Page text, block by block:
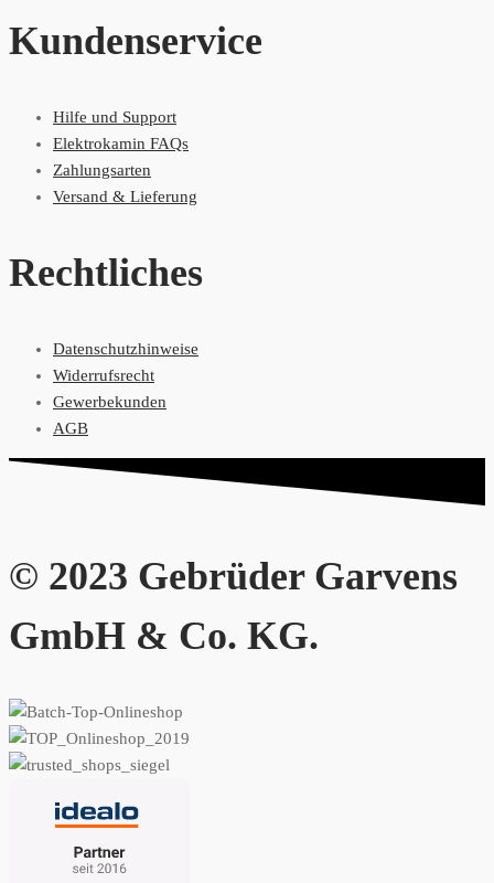
Kundenservice
Hilfe und Support
Elektrokamin FAQs
Zahlungsarten
Versand & Lieferung
Rechtliches
Datenschutzhinweise
Widerrufsrecht
Gewerbekunden
AGB
© 2023 Gebrüder Garvens
GmbH & Co. KG.